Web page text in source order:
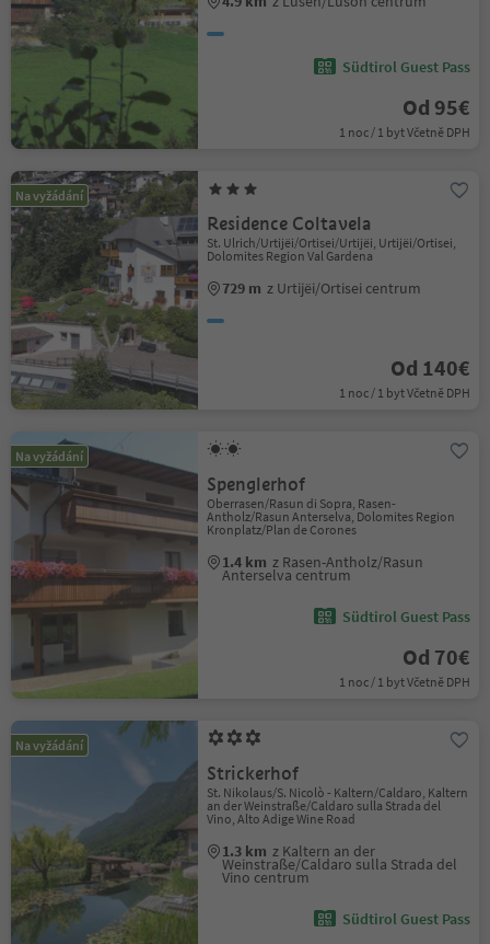
Südtirol Guest Pass
Od 95€
1 noc / 1 byt Včetně DPH
Na vyžádání
Residence Coltavela
St. Ulrich/Urtijëi/Ortisei/Urtijëi, Urtijëi/Ortisei,
Dolomites Region Val Gardena
729 m z Urtijëi/Ortisei centrum
Od 140€
1 noc / 1 byt Včetně DPH
Na vyžádání
Spenglerhof
Oberrasen/Rasun di Sopra, Rasen-
Antholz/Rasun Anterselva, Dolomites Region
Kronplatz/Plan de Corones
1.4 km z Rasen-Antholz/Rasun
Anterselva centrum
Südtirol Guest Pass
Od 70€
1 noc / 1 byt Včetně DPH
Na vyžádání
Strickerhof
St. Nikolaus/S. Nicolò - Kaltern/Caldaro, Kaltern
an der Weinstraße/Caldaro sulla Strada del
Vino, Alto Adige Wine Road
1.3 km z Kaltern an der
Weinstraße/Caldaro sulla Strada del
Vino centrum
Südtirol Guest Pass